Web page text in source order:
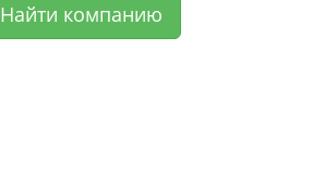
Найти компанию